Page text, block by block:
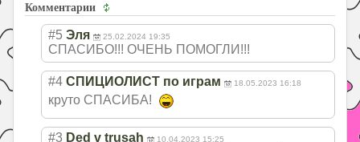
Комментарии
#5 Эля 25.02.2024 19:35
СПАСИБО!!! ОЧЕНЬ ПОМОГЛИ!!!
#4 СПИЦИОЛИСТ по играм 18.05.2023 16:18
круто СПАСИБА!
#3 Ded v trusah 10.04.2023 15:25